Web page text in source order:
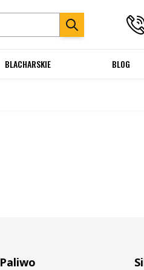
BLACHARSKIE BLOG
Paliwo